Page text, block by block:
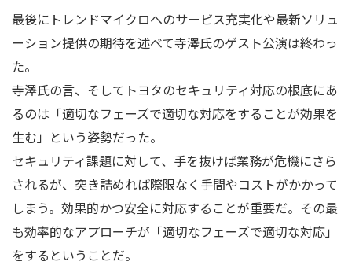
最後にトレンドマイクロへのサービス充実化や最新ソリュ
ーション提供の期待を述べて寺澤氏のゲスト公演は終わっ
た。
寺澤氏の言、そしてトヨタのセキュリティ対応の根底にあ
るのは「適切なフェーズで適切な対応をすることが効果を
生む」という姿勢だった。
セキュリティ課題に対して、手を抜けば業務が危機にさら
されるが、突き詰めれば際限なく手間やコストがかかって
しまう。効果的かつ安全に対応することが重要だ。その最
も効率的なアプローチが「適切なフェーズで適切な対応」
をするということだ。